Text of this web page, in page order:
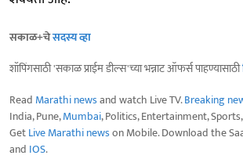
सकाळ+चेसदस्य व्हा
शॉपिंगसाठी 'सकाळ प्राईम डील्स'च्या भन्नाट ऑफर्स पाहण्यासाठी
Read Marathi newsand watch Live TV.Breaking
India, Pune,Mumbai, Politics, Entertainment,
GetLive Marathi newson Mobile. Download the
and IOS.